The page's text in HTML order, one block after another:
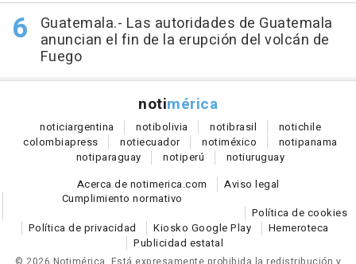
Guatemala.- Las autoridades de Guatemala
anuncian el fin de la erupción del volcán de
Fuego
notimérica
noticiargentina notibolivia notibrasil notichile
colombiapress notiecuador notiméxico notipanama
notiparaguay notiperú notiuruguay
Acerca de notimerica.com
Aviso legal
Cumplimiento normativo
Política de cookies
Política de privacidad
Kiosko Google Play
Hemeroteca
Publicidad estatal